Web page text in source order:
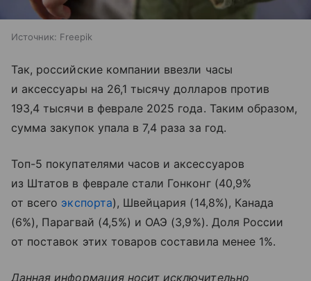
Источник: Freepik
Так, российские компании ввезли часы
и аксессуары на 26,1 тысячу долларов против
193,4 тысячи в феврале 2025 года. Таким образом,
сумма закупок упала в 7,4 раза за год.
Топ-5 покупателями часов и аксессуаров
из Штатов в феврале стали Гонконг (40,9%
от всего экспорта), Швейцария (14,8%), Канада
(6%), Парагвай (4,5%) и ОАЭ (3,9%). Доля России
от поставок этих товаров составила менее 1%.
Данная информация носит исключительно